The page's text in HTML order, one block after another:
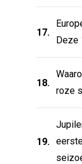
17.
18.
roze
19.